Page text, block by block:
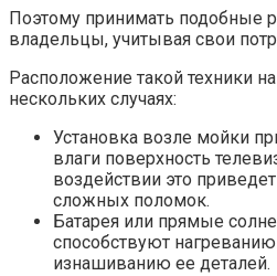
Поэтому принимать подобные
владельцы, учитывая свои
Расположение такой техники
нескольких случаях:
Установка возле мойки
влаги поверхность
воздействии это
сложных поломок.
Батарея или прямые
способствуют
изнашиванию ее деталей.